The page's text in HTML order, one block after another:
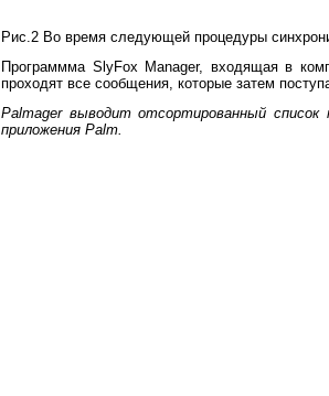
Рис.2 Во время следующей процедуры
Программма SlyFox Manager, входящая в
проходят все сообщения, которые затем
Palmager выводит отсортированный
приложения Palm.